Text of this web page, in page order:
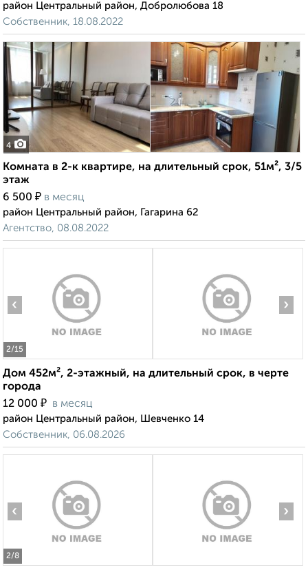
район Центральный район, Добролюбова 18
Собственник, 18.08.2022
4
Комната в 2-к квартире, на длительный срок, 51м², 3/5
этаж
6 500 ₽ в месяц
район Центральный район, Гагарина 62
Агентство, 08.08.2022
2/15
‹ ›
Дом 452м², 2-этажный, на длительный срок, в черте
города
12 000 ₽ в месяц
район Центральный район, Шевченко 14
Собственник, 06.08.2026
2/8
‹ ›